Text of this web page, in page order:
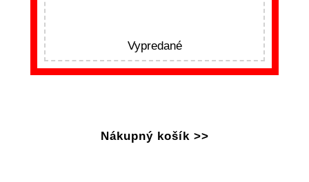
Vypredané
Nákupný košík >>